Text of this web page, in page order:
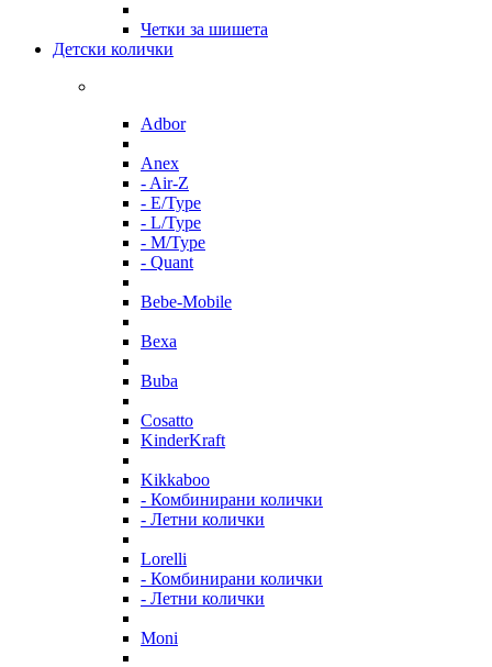
Четки за шишета
Детски колички
Adbor
Anex
- Air-Z
- E/Type
- L/Type
- M/Type
- Quant
Bebe-Mobile
Bexa
Buba
Cosatto
KinderKraft
Kikkaboo
- Комбинирани колички
- Летни колички
Lorelli
- Комбинирани колички
- Летни колички
Moni